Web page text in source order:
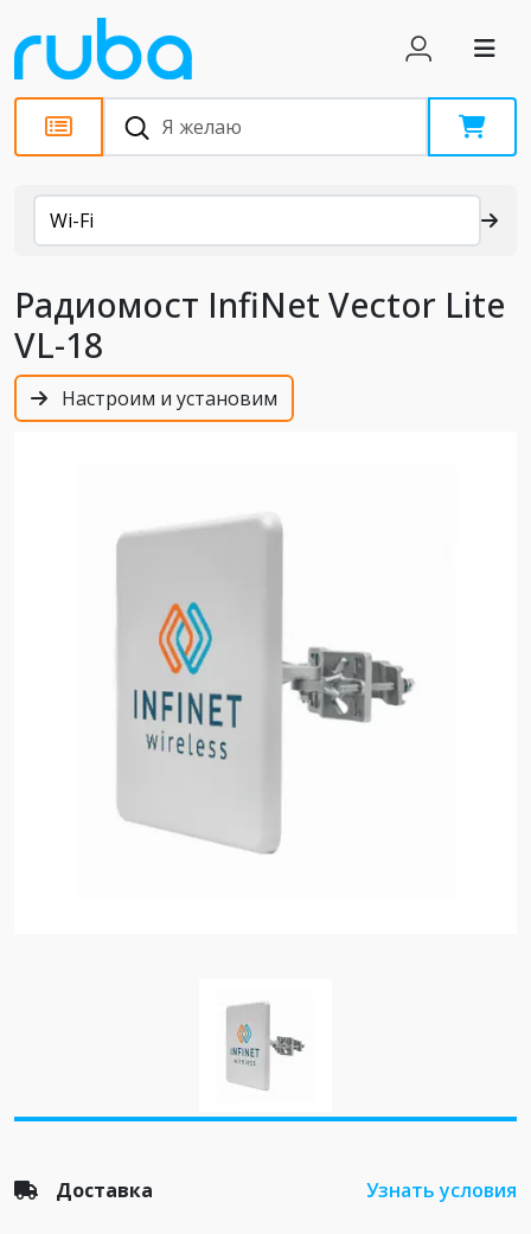
Каталог
Wi-Fi
Радиомост InfiNet Vector Lite
VL-18
Настроим и установим
Доставка Узнать условия